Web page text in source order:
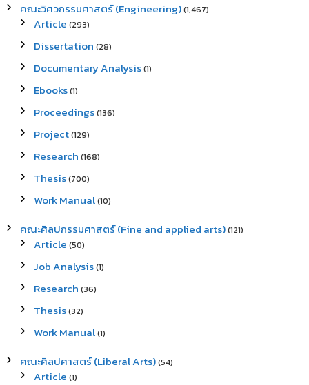
คณะวิศวกรรมศาสตร์ (Engineering)(1,467)
Article (293)
Dissertation (28)
Documentary Analysis(1)
Ebooks(1)
Proceedings(136)
Project(129)
Research (168)
Thesis(700)
Work Manual(10)
คณะศิลปกรรมศาสตร์ (Fine and applied arts)(121)
Article (50)
Job Analysis(1)
Research (36)
Thesis(32)
Work Manual(1)
คณะศิลปศาสตร์ (Liberal Arts)(54)
Article (1)